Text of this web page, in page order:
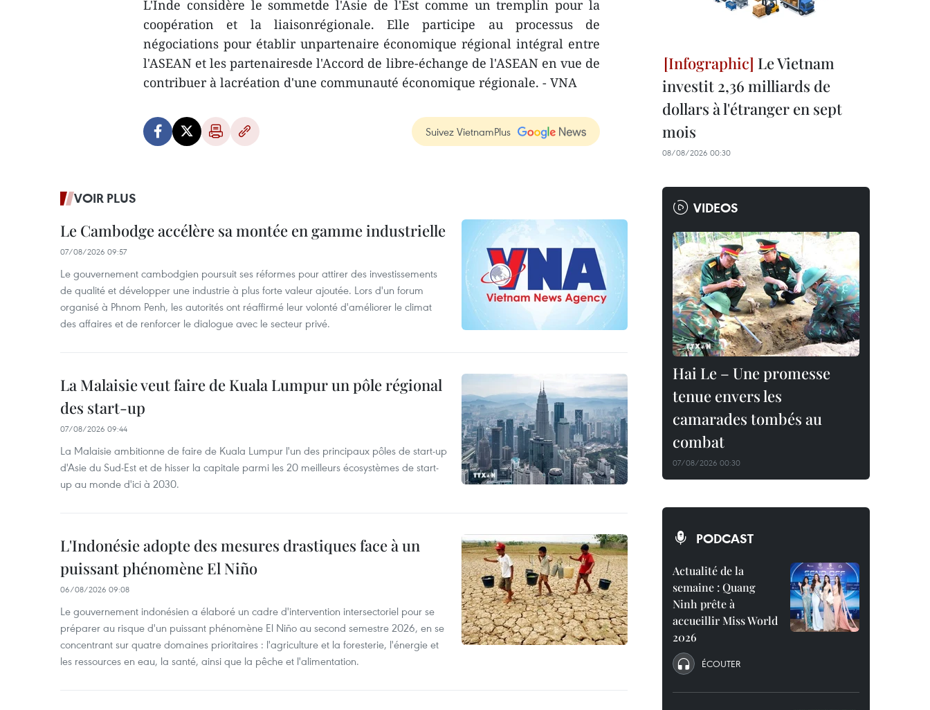
L'Inde considère le sommetde l'Asie de l'Est comme un tremplin pour la
coopération et la liaisonrégionale. Elle participe au processus de
négociations pour établir unpartenaire économique régional intégral entre
l'ASEAN et les partenairesde l'Accord de libre-échange de l'ASEAN en vue de
contribuer à lacréation d'une communauté économique régionale. - VNA
Suivez VietnamPlus
VOIR PLUS
Le Cambodge accélère sa montée en gamme industrielle
07/08/2026 09:57
Le gouvernement cambodgien poursuit ses réformes pour attirer des investissements
de qualité et développer une industrie à plus forte valeur ajoutée. Lors d'un forum
organisé à Phnom Penh, les autorités ont réaffirmé leur volonté d'améliorer le climat
des affaires et de renforcer le dialogue avec le secteur privé.
La Malaisie veut faire de Kuala Lumpur un pôle régional
des start-up
07/08/2026 09:44
La Malaisie ambitionne de faire de Kuala Lumpur l'un des principaux pôles de start-up
d'Asie du Sud-Est et de hisser la capitale parmi les 20 meilleurs écosystèmes de start-
up au monde d'ici à 2030.
L'Indonésie adopte des mesures drastiques face à un
puissant phénomène El Niño
06/08/2026 09:08
Le gouvernement indonésien a élaboré un cadre d'intervention intersectoriel pour se
préparer au risque d'un puissant phénomène El Niño au second semestre 2026, en se
concentrant sur quatre domaines prioritaires : l'agriculture et la foresterie, l'énergie et
les ressources en eau, la santé, ainsi que la pêche et l'alimentation.
Le Vietnam
investit 2,36 milliards de
dollars à l'étranger en sept
mois
08/08/2026 00:30
VIDEOS
Hai Le – Une promesse
tenue envers les
camarades tombés au
combat
07/08/2026 00:30
PODCAST
Actualité de la
semaine : Quang
Ninh prête à
accueillir Miss World
2026
ÉCOUTER